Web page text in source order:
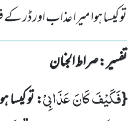
تو کیسا ہوا میرا عذاب اور ڈر
تفسیر : ‎صراط الجنان
{فَكَیْفَ كَانَ عَذَابِیْ: تو